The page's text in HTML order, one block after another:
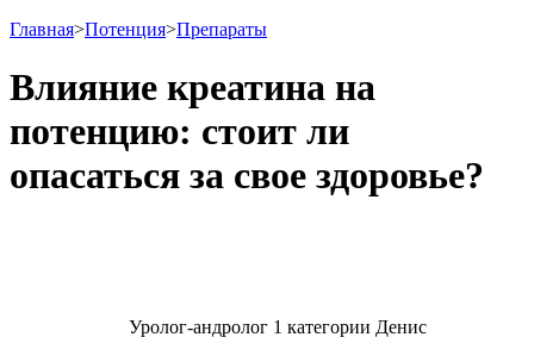
Главная>Потенция>Препараты
Влияние креатина на
потенцию: стоит ли
опасаться за свое здоровье?
Уролог-андролог 1 категории Денис